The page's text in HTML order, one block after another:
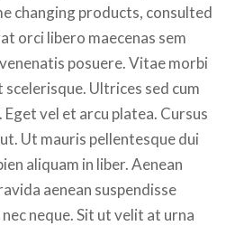
changing products, consulted
orci libero maecenas sem
posuere. Vitae morbi
Ultrices sed cum
vel et arcu platea. Cursus
Ut mauris pellentesque dui
aliquam in liber. Aenean
aenean suspendisse
neque. Sit ut velit at urna